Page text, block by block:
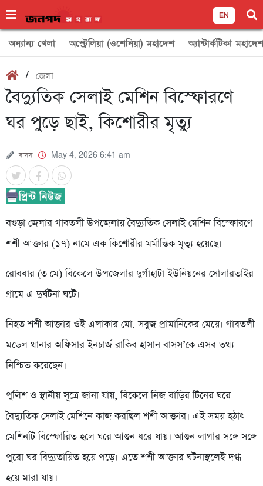
EN
অন্যান্য খেলা অস্ট্রেলিয়া (ওশেনিয়া) মহাদেশ অ্যান্টার্কটিকা মহাদেশ
/ জেলা
বৈদ্যুতিক সেলাই মেশিন বিস্ফোরণে
ঘর পুড়ে ছাই, কিশোরীর মৃত্যু
বাসস May 4, 2026 6:41 am
বগুড়া জেলার গাবতলী উপজেলায় বৈদ্যুতিক সেলাই মেশিন বিস্ফোরণে
শশী আক্তার (১৭) নামে এক কিশোরীর মর্মান্তিক মৃত্যু হয়েছে।
রোববার (৩ মে) বিকেলে উপজেলার দুর্গাহাটা ইউনিয়নের সোলারতাইর
গ্রামে এ দুর্ঘটনা ঘটে।
নিহত শশী আক্তার ওই এলাকার মো. সবুজ প্রামানিকের মেয়ে। গাবতলী
মডেল থানার অফিসার ইনচার্জ রাকিব হাসান বাসস’কে এসব তথ্য
নিশ্চিত করেছেন।
পুলিশ ও স্থানীয় সূত্রে জানা যায়, বিকেলে নিজ বাড়ির টিনের ঘরে
বৈদ্যুতিক সেলাই মেশিনে কাজ করছিল শশী আক্তার। এই সময় হঠাৎ
মেশিনটি বিস্ফোরিত হলে ঘরে আগুন ধরে যায়। আগুন লাগার সঙ্গে সঙ্গে
পুরো ঘর বিদ্যুতায়িত হয়ে পড়ে। এতে শশী আক্তার ঘটনাস্থলেই দগ্ধ
হয়ে মারা যায়।